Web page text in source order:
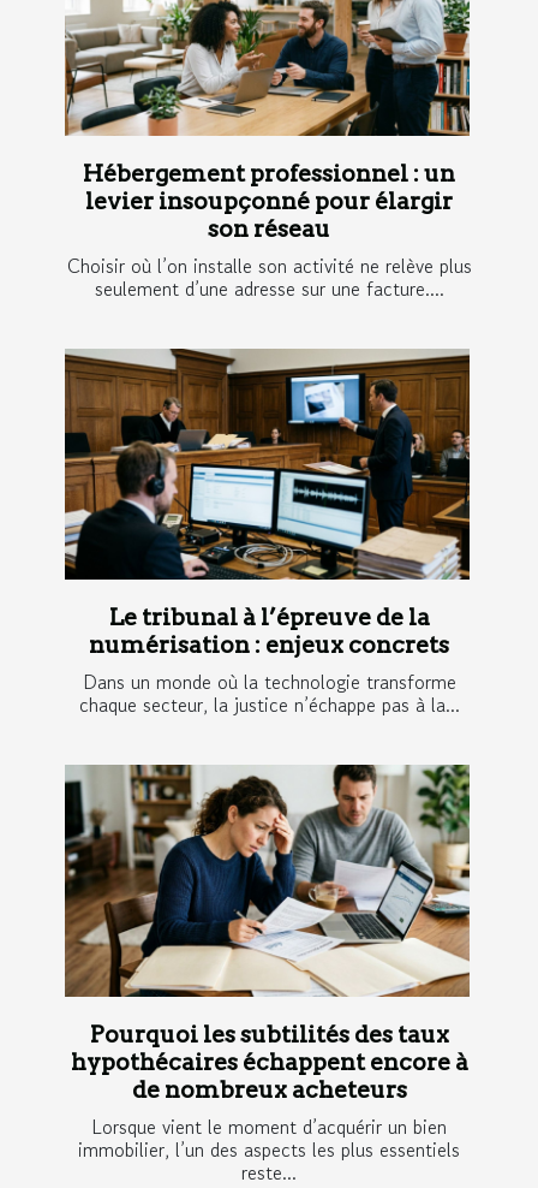
Hébergement professionnel : un
levier insoupçonné pour élargir
son réseau
Choisir où l’on installe son activité ne relève plus
seulement d’une adresse sur une facture....
Le tribunal à l’épreuve de la
numérisation : enjeux concrets
Dans un monde où la technologie transforme
chaque secteur, la justice n’échappe pas à la...
Pourquoi les subtilités des taux
hypothécaires échappent encore à
de nombreux acheteurs
Lorsque vient le moment d’acquérir un bien
immobilier, l’un des aspects les plus essentiels
reste...